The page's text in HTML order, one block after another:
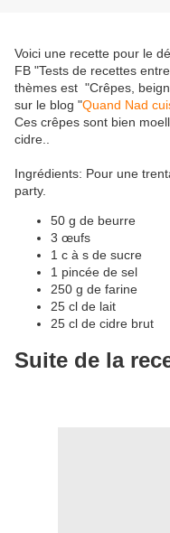
Voici une recette pour le
FB "Tests de recettes
thèmes est "Crêpes,
sur le blog "Quand Nad
Ces crêpes sont bien
cidre..
Ingrédients: Pour une
party.
50 g de beurre
3 œufs
1 c à s de sucre
1 pincée de sel
250 g de farine
25 cl de lait
25 cl de cidre brut
Suite de la